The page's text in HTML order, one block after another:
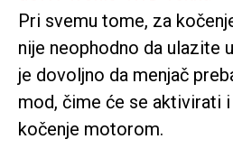
Pri svemu tome, za
nije neophodno da ulazite
je dovoljno da menjač
mod, čime će se aktivirati
kočenje motorom.